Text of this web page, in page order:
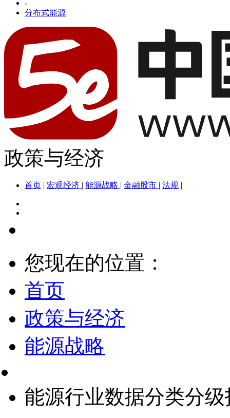
-
分布式能源
政策与经济
首页 | 宏观经济 | 能源战略 | 金融股市 | 法规 |
您现在的位置：
首页
政策与经济
能源战略
能源行业数据分类分